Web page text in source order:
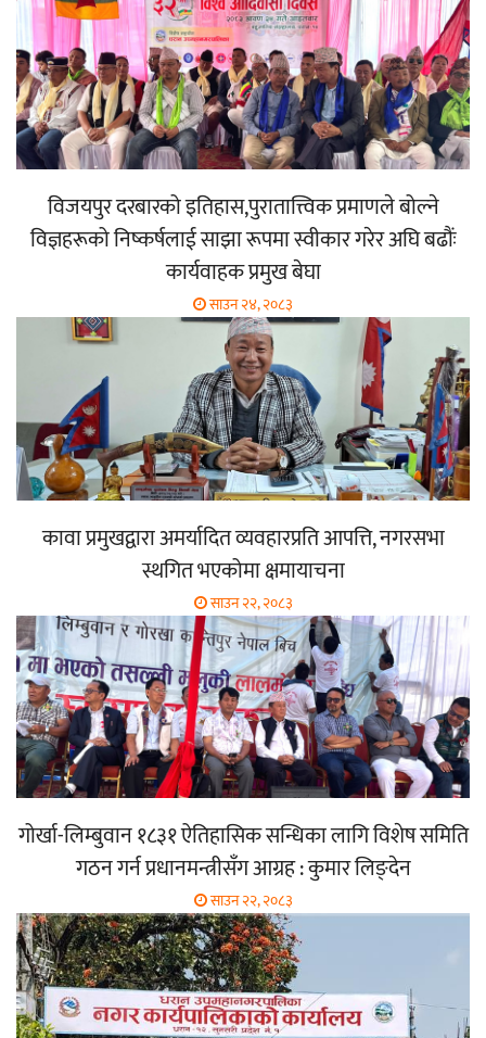
विजयपुर दरबारको इतिहास,पुरातात्त्विक प्रमाणले बोल्ने
विज्ञहरूको निष्कर्षलाई साझा रूपमा स्वीकार गरेर अघि बढौंः
कार्यवाहक प्रमुख बेघा
साउन २४, २०८३
कावा प्रमुखद्वारा अमर्यादित व्यवहारप्रति आपत्ति, नगरसभा
स्थगित भएकोमा क्षमायाचना
साउन २२, २०८३
गोर्खा-लिम्बुवान १८३१ ऐतिहासिक सन्धिका लागि विशेष समिति
गठन गर्न प्रधानमन्त्रीसँग आग्रह : कुमार लिङ्देन
साउन २२, २०८३